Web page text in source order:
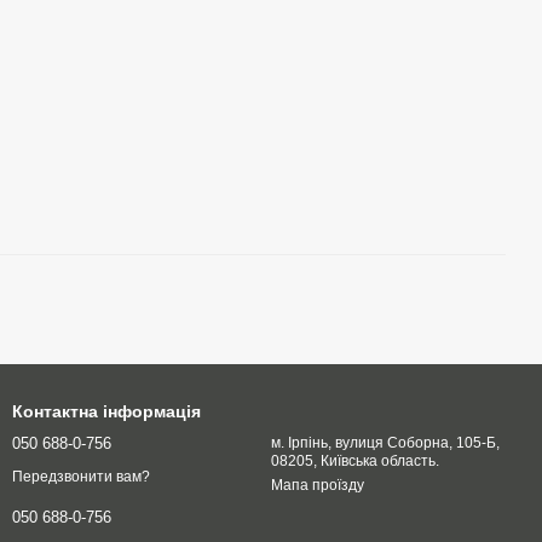
Контактна інформація
050 688-0-756
Передзвонити вам?
050 688-0-756
м. Ірпінь, вулиця Соборна, 105-Б,
08205, Київська область.
Мапа проїзду